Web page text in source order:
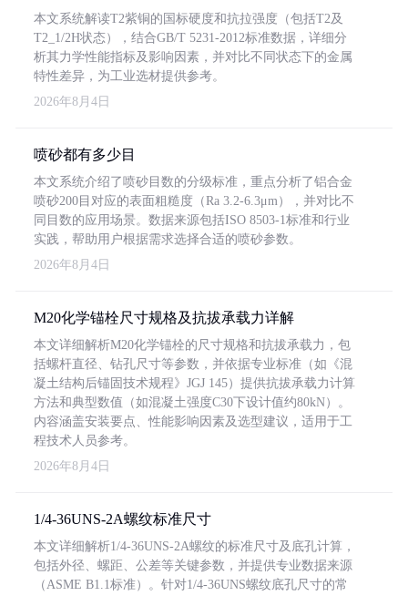
本文系统解读T2紫铜的国标硬度和抗拉强度（包括T2及
T2_1/2H状态），结合GB/T 5231-2012标准数据，详细分
析其力学性能指标及影响因素，并对比不同状态下的金属
特性差异，为工业选材提供参考。
2026年8月4日
喷砂都有多少目
本文系统介绍了喷砂目数的分级标准，重点分析了铝合金
喷砂200目对应的表面粗糙度（Ra 3.2-6.3μm），并对比不
同目数的应用场景。数据来源包括ISO 8503-1标准和行业
实践，帮助用户根据需求选择合适的喷砂参数。
2026年8月4日
M20化学锚栓尺寸规格及抗拔承载力详解
本文详细解析M20化学锚栓的尺寸规格和抗拔承载力，包
括螺杆直径、钻孔尺寸等参数，并依据专业标准（如《混
凝土结构后锚固技术规程》JGJ 145）提供抗拔承载力计算
方法和典型数值（如混凝土强度C30下设计值约80kN）。
内容涵盖安装要点、性能影响因素及选型建议，适用于工
程技术人员参考。
2026年8月4日
1/4-36UNS-2A螺纹标准尺寸
本文详细解析1/4-36UNS-2A螺纹的标准尺寸及底孔计算，
包括外径、螺距、公差等关键参数，并提供专业数据来源
（ASME B1.1标准）。针对1/4-36UNS螺纹底孔尺寸的常